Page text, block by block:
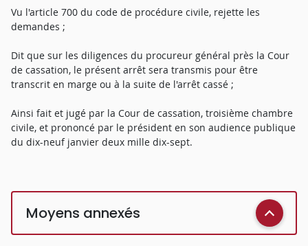
Vu l'article 700 du code de procédure civile, rejette les
demandes ;
Dit que sur les diligences du procureur général près la Cour
de cassation, le présent arrêt sera transmis pour être
transcrit en marge ou à la suite de l'arrêt cassé ;
Ainsi fait et jugé par la Cour de cassation, troisième chambre
civile, et prononcé par le président en son audience publique
du dix-neuf janvier deux mille dix-sept.
Moyens annexés